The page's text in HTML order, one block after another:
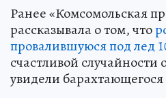
Ранее «Комсомольская
рассказывала о том, что
провалившуюся под лед
счастливой
увидели